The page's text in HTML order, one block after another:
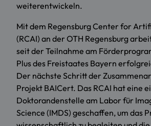
weiterentwickeln.
Mit dem Regensburg Center for
(RCAI) an der OTH Regensburg
seit der Teilnahme am
Plus des Freistaates Bayern
Der nächste Schritt der
Projekt BAICert. Das RCAI hat eine
Doktorandenstelle am Labor für
Science (IMDS) geschaffen, um das